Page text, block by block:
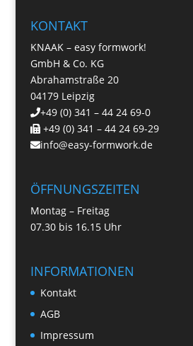
KONTAKT
KNAAK – easy formwork!
GmbH & Co. KG
Abrahamstraße 20
04179 Leipzig
+49 (0) 341 – 44 24 69-0
+49 (0) 341 – 44 24 69-29
info@easy-formwork.de
ÖFFNUNGSZEITEN
Montag – Freitag
07.30 bis 16.15 Uhr
INFORMATIONEN
Kontakt
AGB
Impressum